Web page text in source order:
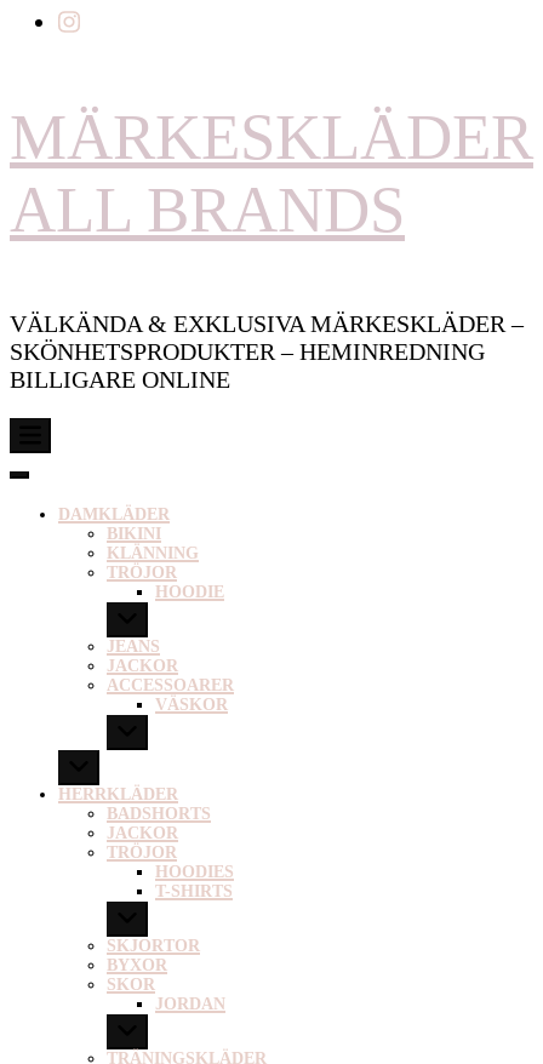
MÄRKESKLÄDER
ALL BRANDS
VÄLKÄNDA & EXKLUSIVA MÄRKESKLÄDER –
SKÖNHETSPRODUKTER – HEMINREDNING
BILLIGARE ONLINE
DAMKLÄDER
BIKINI
KLÄNNING
TRÖJOR
HOODIE
JEANS
JACKOR
ACCESSOARER
VÄSKOR
HERRKLÄDER
BADSHORTS
JACKOR
TRÖJOR
HOODIES
T-SHIRTS
SKJORTOR
BYXOR
SKOR
JORDAN
TRÄNINGSKLÄDER